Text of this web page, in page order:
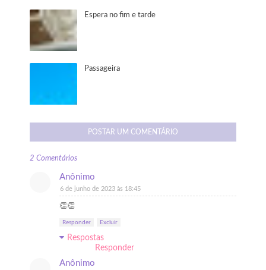
Espera no fim e tarde
Passageira
POSTAR UM COMENTÁRIO
2 Comentários
Anônimo
6 de junho de 2023 às 18:45
👏👏
Responder Excluir
Respostas
Responder
Anônimo